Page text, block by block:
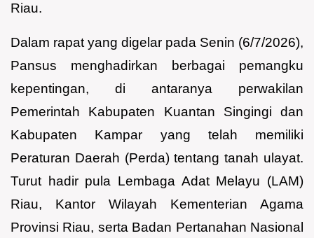
Riau.
Dalam rapat yang digelar pada Senin (6/7/2026),
Pansus menghadirkan berbagai pemangku
kepentingan, di antaranya perwakilan
Pemerintah Kabupaten Kuantan Singingi dan
Kabupaten Kampar yang telah memiliki
Peraturan Daerah (Perda) tentang tanah ulayat.
Turut hadir pula Lembaga Adat Melayu (LAM)
Riau, Kantor Wilayah Kementerian Agama
Provinsi Riau, serta Badan Pertanahan Nasional